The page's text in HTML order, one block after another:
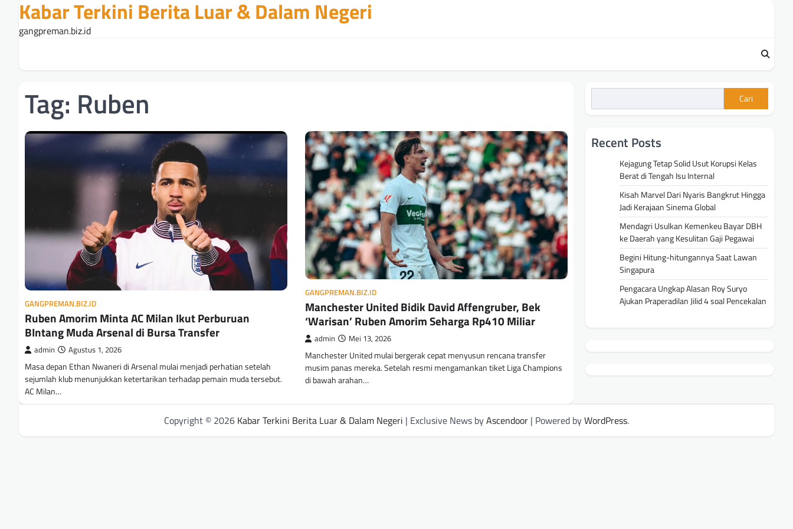
content
Kabar Terkini Berita Luar & Dalam Negeri
gangpreman.biz.id
Tag: Ruben
GANGPREMAN.BIZ.ID
Ruben Amorim Minta AC Milan Ikut Perburuan
BIntang Muda Arsenal di Bursa Transfer
admin Agustus 1, 2026
Masa depan Ethan Nwaneri di Arsenal mulai menjadi perhatian setelah
sejumlah klub menunjukkan ketertarikan terhadap pemain muda tersebut.
AC Milan…
GANGPREMAN.BIZ.ID
Manchester United Bidik David Affengruber, Bek
‘Warisan’ Ruben Amorim Seharga Rp410 Miliar
admin Mei 13, 2026
Manchester United mulai bergerak cepat menyusun rencana transfer
musim panas mereka. Setelah resmi mengamankan tiket Liga Champions
di bawah arahan…
Cari
Recent Posts
Kejagung Tetap Solid Usut Korupsi Kelas
Berat di Tengah Isu Internal
Kisah Marvel Dari Nyaris Bangkrut Hingga
Jadi Kerajaan Sinema Global
Mendagri Usulkan Kemenkeu Bayar DBH
ke Daerah yang Kesulitan Gaji Pegawai
Begini Hitung-hitungannya Saat Lawan
Singapura
Pengacara Ungkap Alasan Roy Suryo
Ajukan Praperadilan Jilid 4 soal Pencekalan
Copyright © 2026 Kabar Terkini Berita Luar & Dalam Negeri | Exclusive News byAscendoor | Powered byWordPress.